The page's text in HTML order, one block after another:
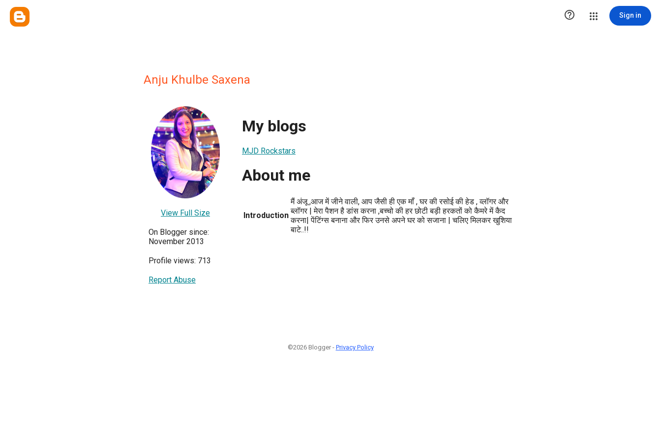
 Sign in
Anju Khulbe Saxena
View Full Size
On Blogger since:
November 2013
Profile views: 713
Report Abuse
My blogs
MJD Rockstars
About me
Introduction
मैं अंजू ,आज में जीने वाली, आप जैसी ही एक माँ , घर की रसोई की हेड , व्लॉगर और
ब्लॉगर | मेरा पैशन है डांस करना ,बच्चो की हर छोटी बड़ी हरकतों को कैमरे में कैद
करना| पेंटिंग्स बनाना और फिर उनसे अपने घर को सजाना | चलिए मिलकर खुशिया
बाटे..!!
©2026 Blogger - Privacy Policy